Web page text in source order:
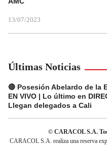
13/07/2023
Últimas Noticias
🔴 Posesión Abelardo de la
EN VIVO | Lo último en
Llegan delegados a Cali
© CARACOL S.A.
CARACOL S.A. realiza una reserva